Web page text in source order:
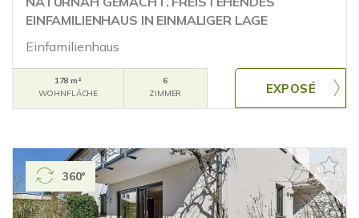
EINFAMILIENHAUS IN EINMALIGER LAGE
Einfamilienhaus
178 m²
WOHNFLÄCHE
6
ZIMMER
360°